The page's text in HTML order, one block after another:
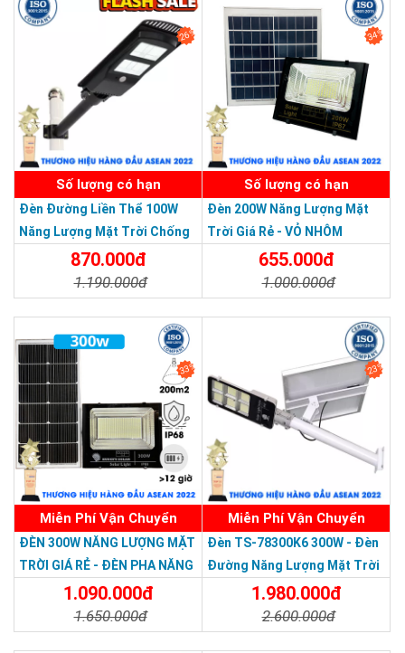
SẢN PHẨM DỊCH VỤ CHẤT LƯỢNG ASEAN 2019
Thương hiệu dẫn đầu Việt Nam 2023
26%
Số lượng có hạn
Đèn Đường Liền Thể 100W
Năng Lượng Mặt Trời Chống
Nước Giá Rẻ870.000đ
1.190.000đ
34%
Số lượng có hạn
Đèn 200W Năng Lượng Mặt
Trời Giá Rẻ - VỎ NHÔM
655.000đ
1.000.000đ
33%
Miễn Phí Vận Chuyển
ĐÈN 300W NĂNG LƯỢNG MẶT
TRỜI GIÁ RẺ - ĐÈN PHA NĂNG
LƯỢNG MẶT TRỜI 300W MẪU
1.090.000đ
1.650.000đ
23%
Miễn Phí Vận Chuyển
Đèn TS-78300K6 300W - Đèn
Đường Năng Lượng Mặt Trời
300W TS-78300K6 - Solar
Light 300W
1.980.000đ
2.600.000đ